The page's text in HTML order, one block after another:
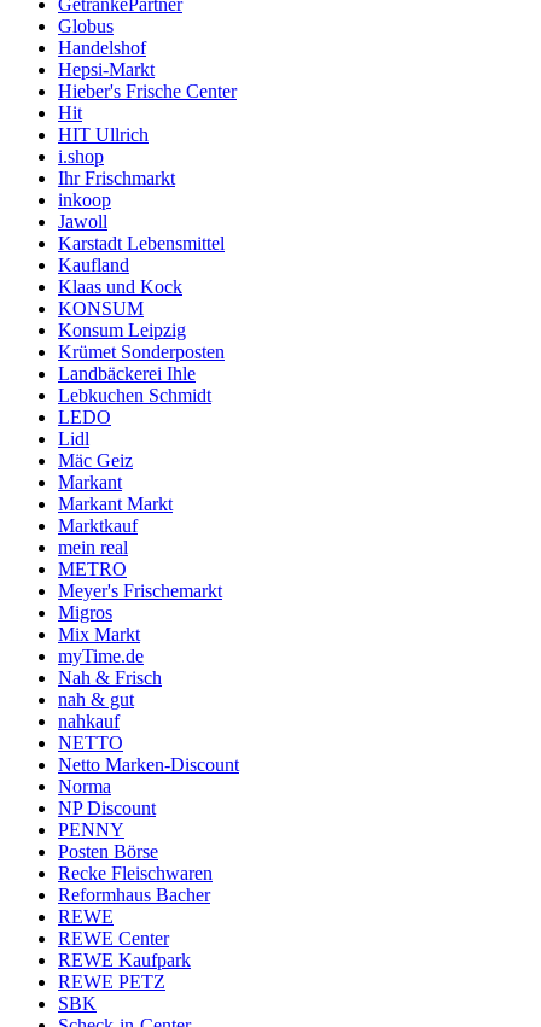
GetränkePartner
Globus
Handelshof
Hepsi-Markt
Hieber's Frische Center
Hit
HIT Ullrich
i.shop
Ihr Frischmarkt
inkoop
Jawoll
Karstadt Lebensmittel
Kaufland
Klaas und Kock
KONSUM
Konsum Leipzig
Krümet Sonderposten
Landbäckerei Ihle
Lebkuchen Schmidt
LEDO
Lidl
Mäc Geiz
Markant
Markant Markt
Marktkauf
mein real
METRO
Meyer's Frischemarkt
Migros
Mix Markt
myTime.de
Nah & Frisch
nah & gut
nahkauf
NETTO
Netto Marken-Discount
Norma
NP Discount
PENNY
Posten Börse
Recke Fleischwaren
Reformhaus Bacher
REWE
REWE Center
REWE Kaufpark
REWE PETZ
SBK